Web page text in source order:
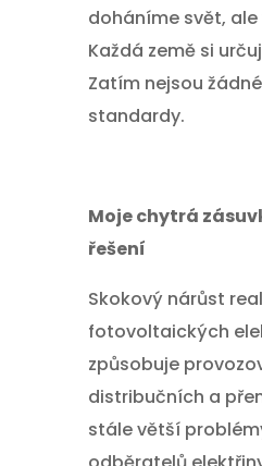
doháníme svět,
Každá země si
Zatím nejsou
standardy.
Moje chytrá
řešení
Skokový nárůst
fotovoltaických
způsobuje
distribučních a
stále větší